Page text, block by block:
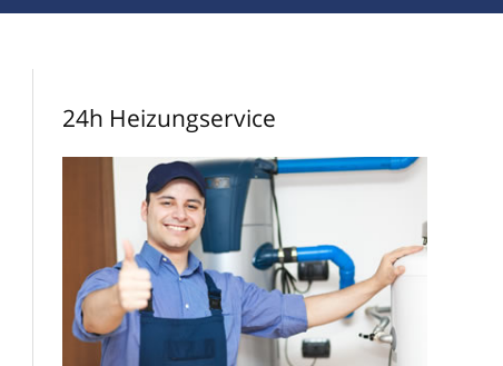
24h Heizungservice